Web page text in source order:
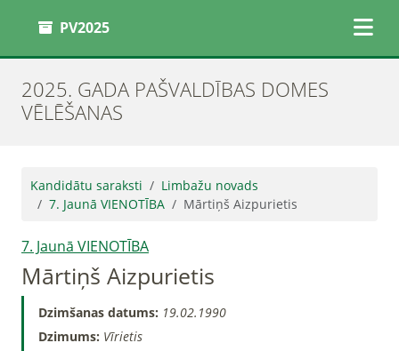
PV2025
2025. GADA PAŠVALDĪBAS DOMES
VĒLĒŠANAS
Kandidātu saraksti
Limbažu novads
7. Jaunā VIENOTĪBA
Mārtiņš Aizpurietis
7. Jaunā VIENOTĪBA
Mārtiņš Aizpurietis
Dzimšanas datums: 19.02.1990
Dzimums: Vīrietis